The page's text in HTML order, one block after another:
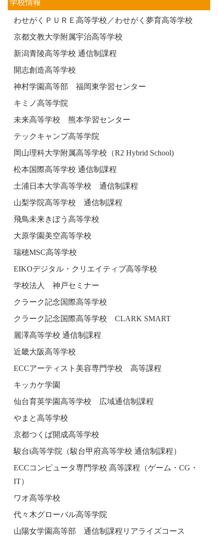
学校情報
わせがくＰＵＲＥ高等学校／わせがく夢育高等学校
京都文教大学附属宇治高等学校
新潟青陵高等学校 通信制課程
開志創造高等学校
神村学園高等部 福岡東学習センター
キミノ高等学院
未来高等学校 熊本学習センター
テックキャンプ高等学院
岡山理科大学附属高等学校（R2 Hybrid School)
松本国際高等学校 通信制課程
土浦日本大学高等学校 通信制課程
山梨学院高等学校 通信制課程
飛鳥未来きぼう高等学校
大原学園美空高等学校
瑞穂MSC高等学校
EIKOデジタル・クリエイティブ高等学校
学校法人 神戸セミナー
クラーク記念国際高等学校
クラーク記念国際高等学校 CLARK SMART
麗澤高等学校 通信制課程
近畿大阪高等学校
ECCアーティスト美容専門学校 高等課程
キッカケ学園
仙台育英学園高等学校 広域通信制課程
やまと高等学校
京都つくば開成高等学校
駿台i高等学院（駿台甲府高等学校 通信制課程）
ECCコンピュータ専門学校 高等課程（ゲーム・CG・
IT）
ワオ高等学校
代々木グローバル高等学院
山陽女学園高等部 通信制課程リアライズコース